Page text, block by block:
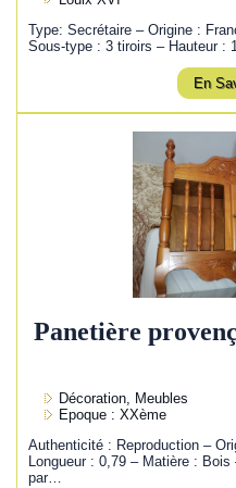
Type: Secrétaire – Origine :
Sous-type : 3 tiroirs – Hauteur :
En
Panetière
Décoration, Meubles
Epoque : XXème
Authenticité : Reproduction –
Longueur : 0,79 – Matière :
par…